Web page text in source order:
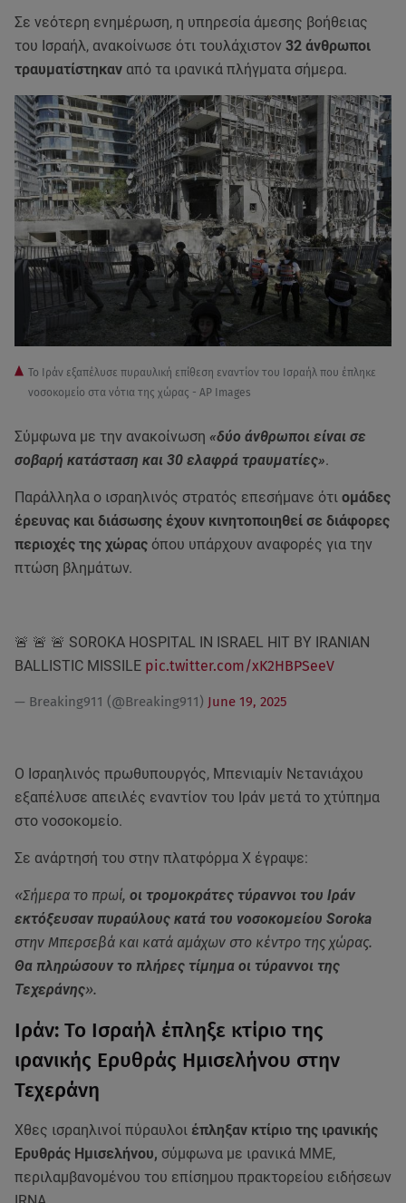
Σε νεότερη ενημέρωση, η υπηρεσία άμεσης βοήθειας
του Ισραήλ, ανακοίνωσε ότι τουλάχιστον 32 άνθρωποι
τραυματίστηκαν από τα ιρανικά πλήγματα σήμερα.
To Ιράν εξαπέλυσε πυραυλική επίθεση εναντίον του Ισραήλ που έπληκε
νοσοκομείο στα νότια της χώρας - AP Images
Σύμφωνα με την ανακοίνωση «δύο άνθρωποι είναι σε
σοβαρή κατάσταση και 30 ελαφρά τραυματίες».
Παράλληλα ο ισραηλινός στρατός επεσήμανε ότι ομάδες
έρευνας και διάσωσης έχουν κινητοποιηθεί σε διάφορες
περιοχές της χώρας όπου υπάρχουν αναφορές για την
πτώση βλημάτων.
🚨 🚨 🚨 SOROKA HOSPITAL IN ISRAEL HIT BY IRANIAN
BALLISTIC MISSILE pic.twitter.com/xK2HBPSeeV
— Breaking911 (@Breaking911) June 19, 2025
Ο Ισραηλινός πρωθυπουργός, Μπενιαμίν Νετανιάχου
εξαπέλυσε απειλές εναντίον του Ιράν μετά το χτύπημα
στο νοσοκομείο.
Σε ανάρτησή του στην πλατφόρμα X έγραψε:
«Σήμερα το πρωί, οι τρομοκράτες τύραννοι του Ιράν
εκτόξευσαν πυραύλους κατά του νοσοκομείου Soroka
στην Μπερσεβά και κατά αμάχων στο κέντρο της χώρας.
Θα πληρώσουν το πλήρες τίμημα οι τύραννοι της
Τεχεράνης».
Ιράν: Το Ισραήλ έπληξε κτίριο της
ιρανικής Ερυθράς Ημισελήνου στην
Τεχεράνη
Χθες ισραηλινοί πύραυλοι έπληξαν κτίριο της ιρανικής
Ερυθράς Ημισελήνου, σύμφωνα με ιρανικά ΜΜΕ,
περιλαμβανομένου του επίσημου πρακτορείου ειδήσεων